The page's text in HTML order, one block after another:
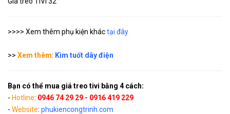
>>>> Xem thêm phụ kiện kháctại đây
>> Xem thêm: Kìm tuốt dây điện
Bạn có thể mua giá treo tivi bằng 4 cách:
- Hotline: 0946 74 29 29 - 0916 419 229
- Website: phukiencongtrinh.com